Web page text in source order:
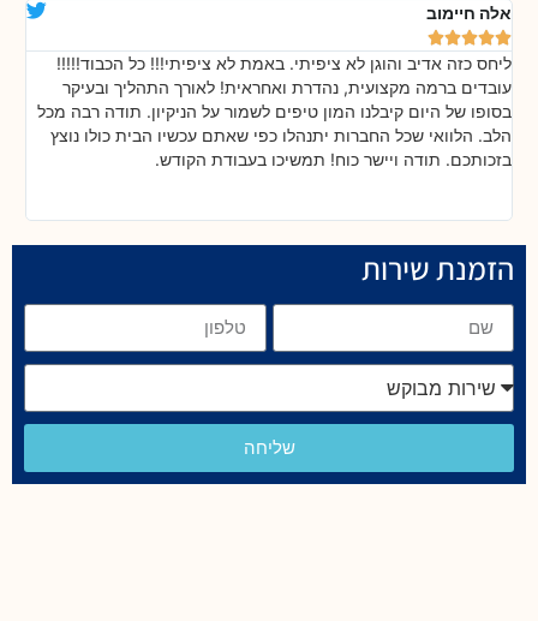
אלה חיימוב





ליחס כזה אדיב והוגן לא ציפיתי. באמת לא ציפיתי!!! כל הכבוד!!!!!
עובדים ברמה מקצועית, נהדרת ואחראית! לאורך התהליך ובעיקר
בסופו של היום קיבלנו המון טיפים לשמור על הניקיון. תודה רבה מכל
הלב. הלוואי שכל החברות יתנהלו כפי שאתם עכשיו הבית כולו נוצץ
בזכותכם. תודה ויישר כוח! תמשיכו בעבודת הקודש.
הזמנת שירות
שליחה